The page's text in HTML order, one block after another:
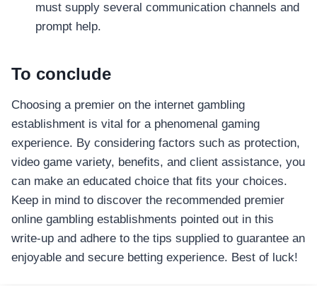
อุปกรณ์เพื่อความบันเทิง
หูฟัง
ลำโพง
โทรทัศน์
สินค้าตามแบรนด์
must supply several communication channels and
prompt help.
To conclude
Choosing a premier on the internet gambling
establishment is vital for a phenomenal gaming
experience. By considering factors such as protection,
video game variety, benefits, and client assistance, you
can make an educated choice that fits your choices.
Keep in mind to discover the recommended premier
online gambling establishments pointed out in this
write-up and adhere to the tips supplied to guarantee an
enjoyable and secure betting experience. Best of luck!